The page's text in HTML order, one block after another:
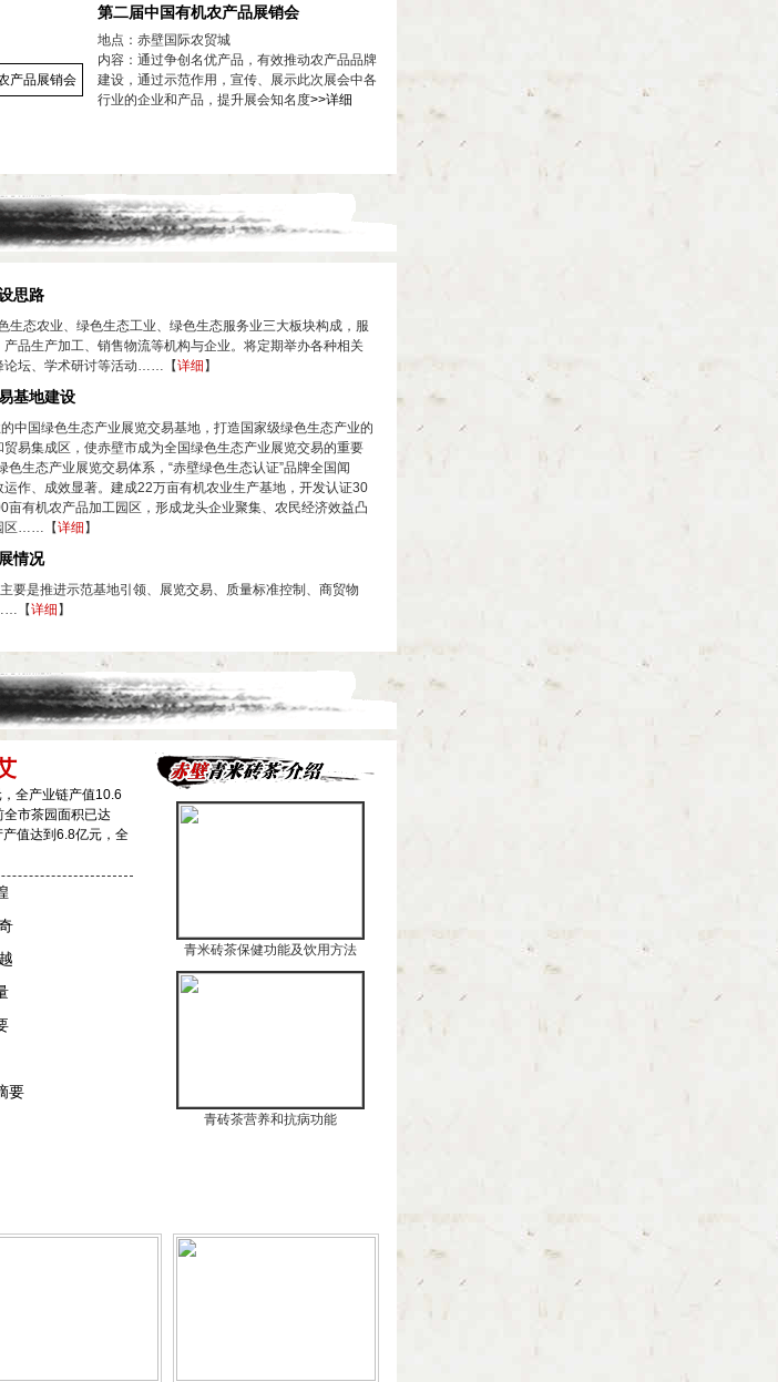
第二届中国有机农产品展销会
地点：赤壁国际农贸城
内容：通过争创名优产品，有效推动农产品品牌
建设，通过示范作用，宣传、展示此次展会中各
行业的企业和产品，提升展会知名度>>详细
思路
生态农业、绿色生态工业、绿色生态服务业三大板块构成，服
品生产加工、销售物流等机构与企业。将定期举办各种相关
论坛、学术研讨等活动……【详细 】
基地建设
中国绿色生态产业展览交易基地，打造国家级绿色生态产业的
易集成区，使赤壁市成为全国绿色生态产业展览交易的重要
生态产业展览交易体系，“赤壁绿色生态认证”品牌全国闻
作、成效显著。建成22万亩有机农业生产基地，开发认证30
有机农产品加工园区，形成龙头企业聚集、农民经济效益凸
区……【详细 】
情况
要是推进示范基地引领、展览交易、质量标准控制、商贸物
【详细 】
全产业链产值10.6
市茶园面积已达
值达到6.8亿元，全
要
青米砖茶保健功能及饮用方法
青砖茶营养和抗病功能